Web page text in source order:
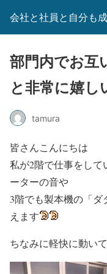
会社と社員と自分も
部門内でお互
と非常に嬉し
tamura
皆さんこんにちは
私が2階で仕事をして
ーターの音や
3階でも製本機の「ダ
えます
ちなみに軽快に動い